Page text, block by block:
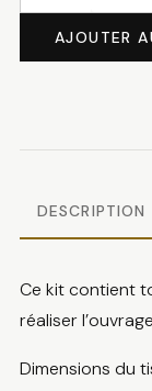
Fleurs
AJOUTER
DESCRIPTION
Ce kit contient
réaliser
Dimensions du